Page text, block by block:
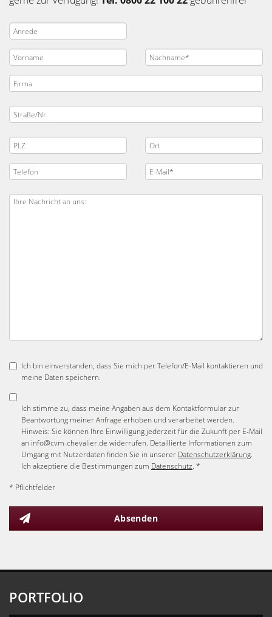
Ich bin einverstanden, dass Sie mich per Telefon/E-Mail kontaktieren und
meine Daten speichern.
Ich stimme zu, dass meine Angaben aus dem Kontaktformular zur
Beantwortung meiner Anfrage erhoben und verarbeitet werden.
Hinweis: Sie können Ihre Einwilligung jederzeit für die Zukunft per E-Mail
an info@cvm-chevalier.de widerrufen. Detaillierte Informationen zum
Umgang mit Nutzerdaten finden Sie in unserer Datenschutzerklärung.
Ich akzeptiere die Bestimmungen zum Datenschutz. *
* Pflichtfelder
Absenden
PORTFOLIO